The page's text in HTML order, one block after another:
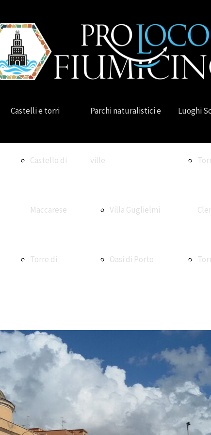
Castelli e torri
Castello di
Maccarese
Torre di
Torre e
Parchi naturalistici e
ville
Villa Guglielmi
Oasi di Porto
Macchiagrande
Vasche di
Luoghi
La
La